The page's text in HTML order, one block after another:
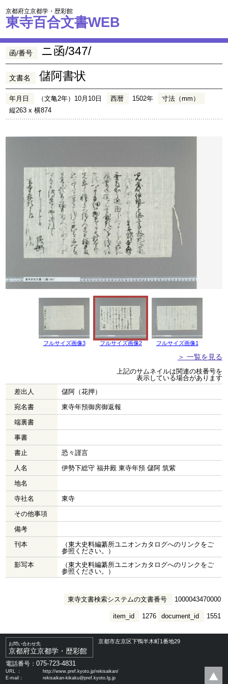
京都府立京都学・歴彩館
東寺百合文書WEB
函/番号 ニ函/347/
文書名 儲阿書状
年月日 （文亀2年）10月10日 西暦 1502年
寸法（mm）
縦263 x 横874
フルサイズ画像3 フルサイズ画像2 フルサイズ画像1
＞ 一覧を見る
上記のサムネイルは関連の枝番号を
表示している場合があります
差出人
儲阿（花押）
宛名書
東寺年預御房御返報
端裏書
事書
書止
恐々謹言
人名
伊勢下総守 福井殿 東寺年預 儲阿 筑紫
地名
寺社名
東寺
その他事項
備考
刊本
（東大史料編纂所ユニオンカタログへのリンクをご
参照ください。）
影写本
（東大史料編纂所ユニオンカタログへのリンクをご
参照ください。）
東寺文書検索システムの文書番号 1000043470000
document_id 1551
item_id 1276
お問い合わせ先
京都府立京都学・歴彩館
京都市左京区下鴨半木町1番地29
電話番号：075-723-4831
URL ：
http://www.pref.kyoto.jp/rekisaikan/
E-mail：
rekisaikan-kikaku@pref.kyoto.lg.jp